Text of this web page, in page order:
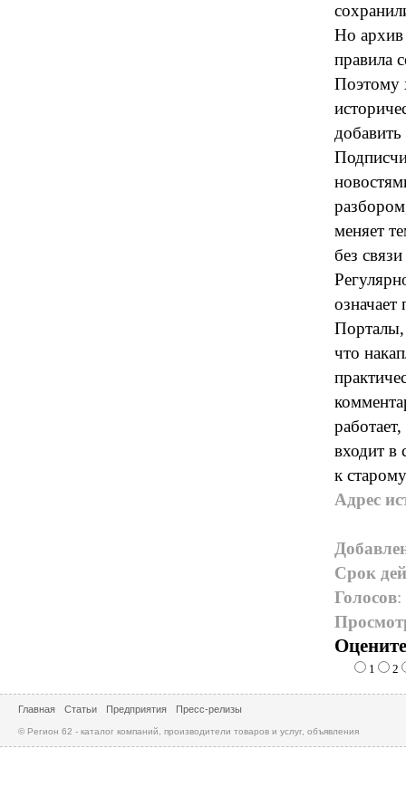
Но архив
правила
Поэтому
меняет
без
что
входит в
к
Адрес
Срок
Голосов:
1 2
Главная Статьи Предприятия Пресс-релизы
© Регион 62 - каталог компаний, производители товаров и услуг, объявления